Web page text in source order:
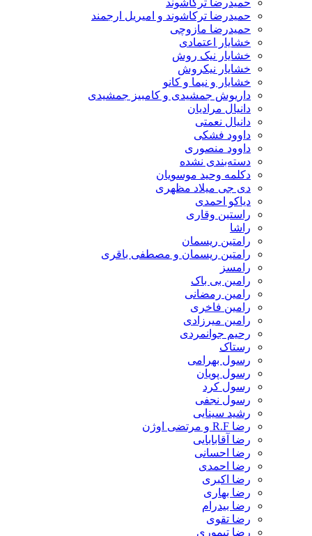
حمیدرضا ترکاشوند
حمیدرضا ترکاشوند و امیریل ارجمند
حمیدرضا مازوچی
خشایار اعتمادی
خشایار نیک روش
خشایار نیکروش
خشایار و نیما و کانو
داریوش جمشیدی و کامبیز جمشیدی
دانیال مرادیان
دانیال نعمتی
داوود فشکی
داوود منصوری
دسته‌بندی نشده
دکلمه وحید موسویان
دی جی میلاد مظهری
دیاکو احمدی
راستین وقاری
راشا
رامتین ریسمان
رامتین ریسمان و مصطفی باقری
رامسز
رامین بی باک
رامین رمضانی
رامین فاخری
رامین میرزادی
رحیم جوانمردی
رستاک
رسول بهرامی
رسول پویان
رسول کرد
رسول نجفی
رشید سینایی
رضا R.F و مرتضی اوژن
رضا آقابابایی
رضا احسانی
رضا احمدی
رضا اکبری
رضا بهاری
رضا بیدرام
رضا تقوی
رضا تیموری